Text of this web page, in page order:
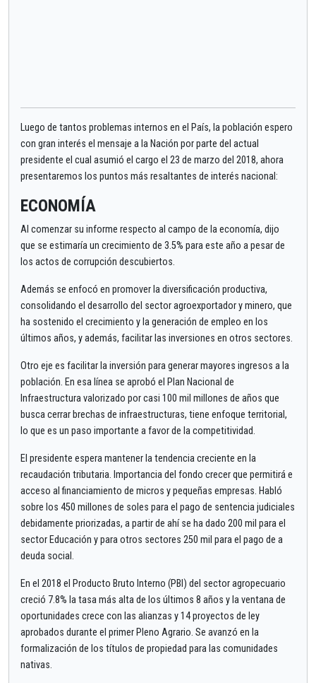
Luego de tantos problemas internos en el País, la población espero
con gran interés el mensaje a la Nación por parte del actual
presidente el cual asumió el cargo el 23 de marzo del 2018, ahora
presentaremos los puntos más resaltantes de interés nacional:
ECONOMÍA
Al comenzar su informe respecto al campo de la economía, dijo
que se estimaría un crecimiento de 3.5% para este año a pesar de
los actos de corrupción descubiertos.
Además se enfocó en promover la diversificación productiva,
consolidando el desarrollo del sector agroexportador y minero, que
ha sostenido el crecimiento y la generación de empleo en los
últimos años, y además, facilitar las inversiones en otros sectores.
Otro eje es facilitar la inversión para generar mayores ingresos a la
población. En esa línea se aprobó el Plan Nacional de
Infraestructura valorizado por casi 100 mil millones de años que
busca cerrar brechas de infraestructuras, tiene enfoque territorial,
lo que es un paso importante a favor de la competitividad.
El presidente espera mantener la tendencia creciente en la
recaudación tributaria. Importancia del fondo crecer que permitirá e
acceso al financiamiento de micros y pequeñas empresas. Habló
sobre los 450 millones de soles para el pago de sentencia judiciales
debidamente priorizadas, a partir de ahí se ha dado 200 mil para el
sector Educación y para otros sectores 250 mil para el pago de a
deuda social.
En el 2018 el Producto Bruto Interno (PBI) del sector agropecuario
creció 7.8% la tasa más alta de los últimos 8 años y la ventana de
oportunidades crece con las alianzas y 14 proyectos de ley
aprobados durante el primer Pleno Agrario. Se avanzó en la
formalización de los títulos de propiedad para las comunidades
nativas.